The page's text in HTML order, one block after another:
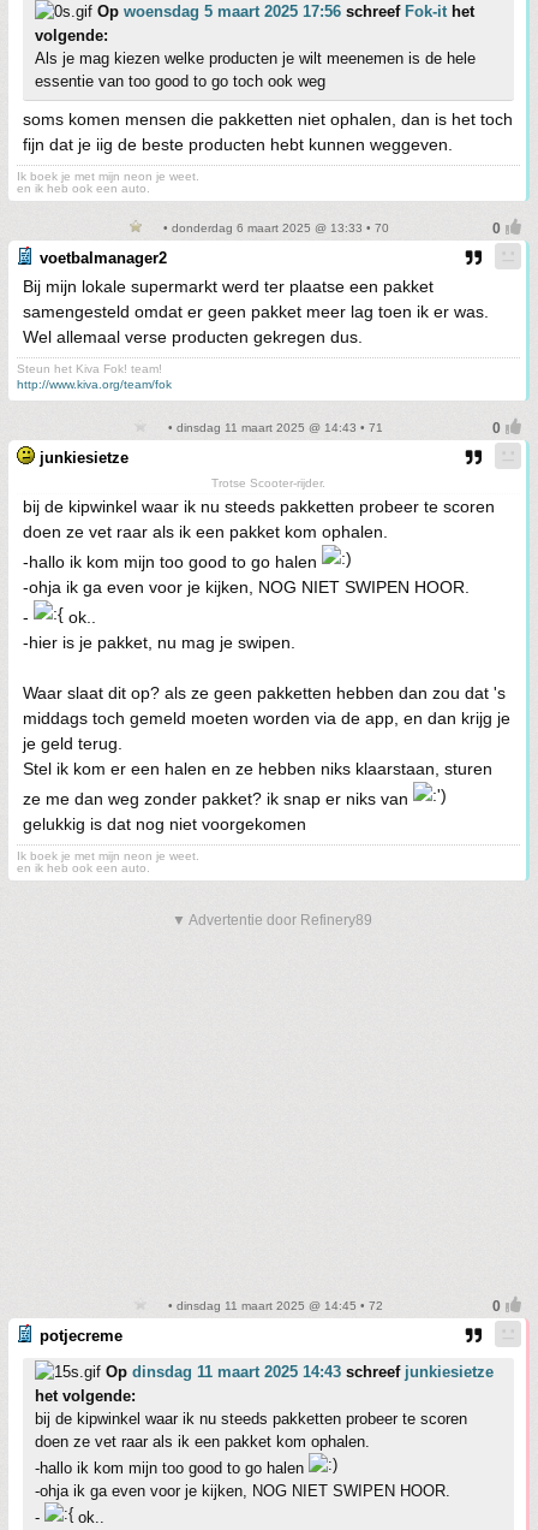
Op woensdag 5 maart 2025 17:56 schreef Fok-it het
volgende:
Als je mag kiezen welke producten je wilt meenemen is de hele
essentie van too good to go toch ook weg
soms komen mensen die pakketten niet ophalen, dan is het toch
fijn dat je iig de beste producten hebt kunnen weggeven.
Ik boek je met mijn neon je weet.
en ik heb ook een auto.
• donderdag 6 maart 2025 @ 13:33 • 70
voetbalmanager2
Bij mijn lokale supermarkt werd ter plaatse een pakket
samengesteld omdat er geen pakket meer lag toen ik er was.
Wel allemaal verse producten gekregen dus.
Steun het Kiva Fok! team!
http://www.kiva.org/team/fok
• dinsdag 11 maart 2025 @ 14:43 • 71
junkiesietze
Trotse Scooter-rijder.
bij de kipwinkel waar ik nu steeds pakketten probeer te scoren
doen ze vet raar als ik een pakket kom ophalen.
-hallo ik kom mijn too good to go halen
-ohja ik ga even voor je kijken, NOG NIET SWIPEN HOOR.
-
ok..
-hier is je pakket, nu mag je swipen.
Waar slaat dit op? als ze geen pakketten hebben dan zou dat 's
middags toch gemeld moeten worden via de app, en dan krijg je
je geld terug.
Stel ik kom er een halen en ze hebben niks klaarstaan, sturen
ze me dan weg zonder pakket? ik snap er niks van
gelukkig is dat nog niet voorgekomen
Ik boek je met mijn neon je weet.
en ik heb ook een auto.
▼ Advertentie door Refinery89
• dinsdag 11 maart 2025 @ 14:45 • 72
potjecreme
Op dinsdag 11 maart 2025 14:43 schreef junkiesietze
het volgende:
bij de kipwinkel waar ik nu steeds pakketten probeer te scoren
doen ze vet raar als ik een pakket kom ophalen.
-hallo ik kom mijn too good to go halen
-ohja ik ga even voor je kijken, NOG NIET SWIPEN HOOR.
-
ok..